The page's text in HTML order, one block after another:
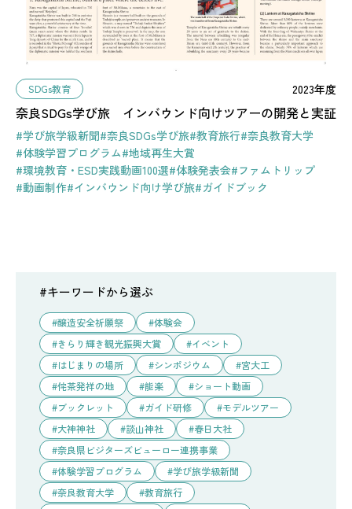
SDGs教育 2023年度
奈良SDGs学び旅 インバウンド向けツアーの開発と実証
#学び旅学級新聞#奈良SDGs学び旅#教育旅行#奈良教育大学
#体験学習プログラム#地域再生大賞
#環境教育・ESD実践動画100選#体験発表会#ファムトリップ
#動画制作#インバウンド向け学び旅#ガイドブック
#キーワードから選ぶ
醸造安全祈願祭
体験会
きらり輝き観光振興大賞
イベント
はじまりの場所
シンポジウム
宮大工
侘茶発祥の地
能楽
ショート動画
ブックレット
ガイド研修
モデルツアー
大神神社
談山神社
春日大社
奈良県ビジターズビューロー連携事業
体験学習プログラム
学び旅学級新聞
奈良教育大学
教育旅行